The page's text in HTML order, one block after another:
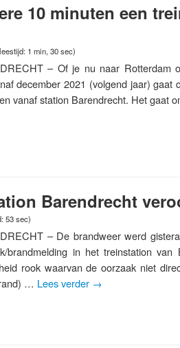
10 minuten een
1 min, 30 sec)
– Of je nu naar Rotterdam
december 2021 (volgend jaar)
vanaf station Barendrecht. Het gaat
Barendrecht
53 sec)
– De brandweer werd
brandmelding in het treinstation
rook waarvan de oorzaak niet
… Lees verder →